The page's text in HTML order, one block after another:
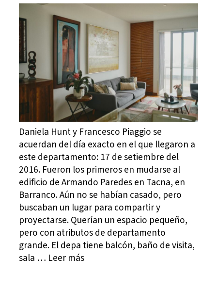
Daniela Hunt y Francesco Piaggio se
acuerdan del día exacto en el que llegaron a
este departamento: 17 de setiembre del
2016. Fueron los primeros en mudarse al
edificio de Armando Paredes en Tacna, en
Barranco. Aún no se habían casado, pero
buscaban un lugar para compartir y
proyectarse. Querían un espacio pequeño,
pero con atributos de departamento
grande. El depa tiene balcón, baño de visita,
sala … Leer más